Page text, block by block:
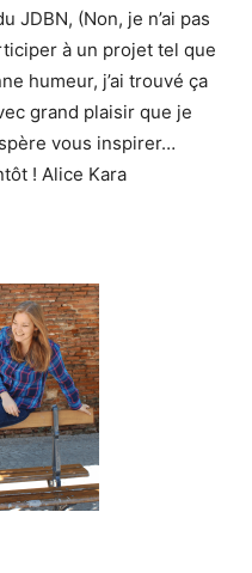
JDBN, (Non, je n’ai pas
à un projet tel que
humeur, j’ai trouvé ça
grand plaisir que je
vous inspirer…
! Alice Kara